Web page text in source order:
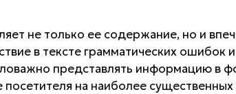
не только ее содержание, но и
в тексте грамматических ошибок
представлять информацию в
на наиболее